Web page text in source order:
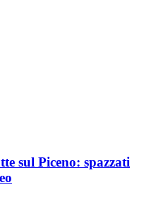
sul Piceno: spazzati